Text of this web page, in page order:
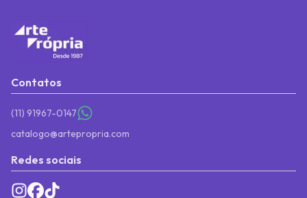
Contatos
(11) 91967-0147
catalogo@artepropria.com
Redes sociais